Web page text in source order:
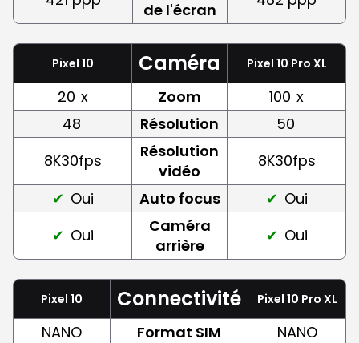
de l'écran
Pixel 10 Caméra Pixel 10 Pro XL
20 x Zoom 100 x
48
Résolution
50
8K30fps
Résolution
vidéo
8K30fps
Oui
Auto focus
Oui
Oui
Caméra
arrière
Oui
Pixel 10 Connectivité Pixel 10 Pro XL
NANO Format SIM
NANO